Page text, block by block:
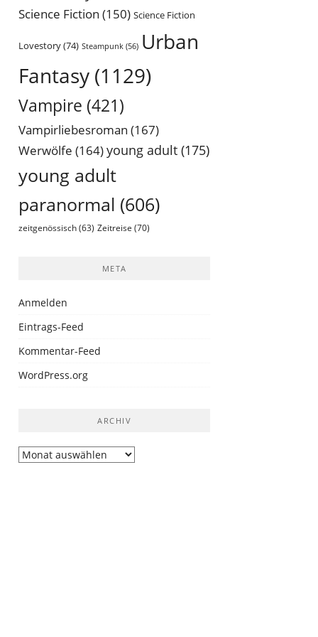
Science Fiction (150) Science Fiction
Lovestory(74) Steampunk (56) Urban
Fantasy (1129)
Vampire (421)
Vampirliebesroman (167)
Werwölfe (164)young adult (175)
young adult
paranormal (606)
zeitgenössisch (63) Zeitreise (70)
META
Anmelden
Eintrags-Feed
Kommentar-Feed
WordPress.org
ARCHIV
Archiv